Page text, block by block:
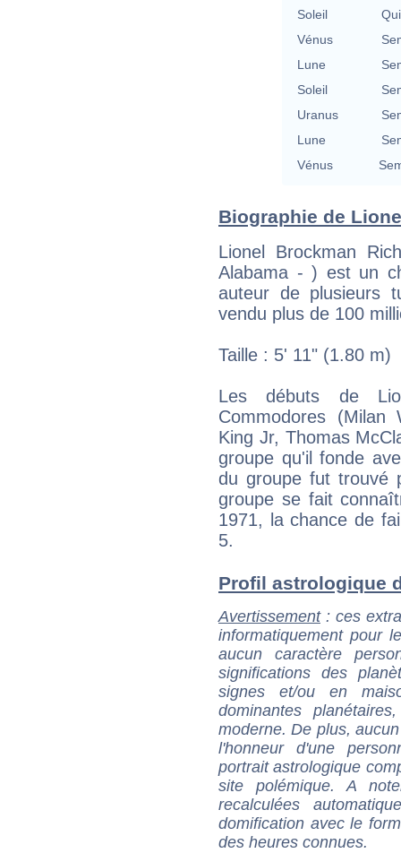
Soleil
Vénus
Lune
Soleil
Uranus
Lune
Vénus
Biographie de
Lionel Brockman
Alabama - ) est un
auteur de plusieurs
vendu plus de 100
Taille : 5' 11" (1.80 m)
Les débuts de
Commodores (Milan
King Jr, Thomas
groupe qu'il fonde
du groupe fut trouvé
groupe se fait
1971, la chance de
5.
Profil astrologique
Avertissement: ces
informatiquement pour
aucun caractère
significations des
signes et/ou en
dominantes
moderne. De plus,
l'honneur d'une
portrait astrologique
site polémique. A
recalculées
domification avec le
des heures connues.